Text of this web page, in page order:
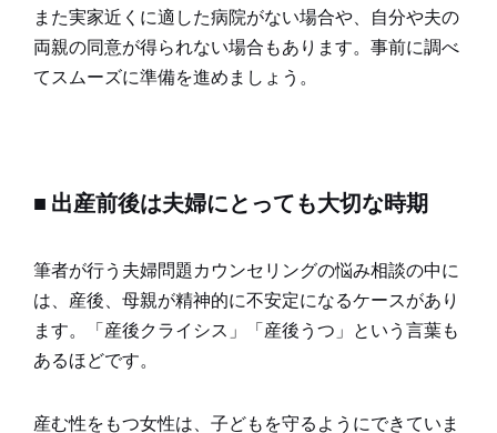
また実家近くに適した病院がない場合や、自分や夫の
両親の同意が得られない場合もあります。事前に調べ
てスムーズに準備を進めましょう。
■ 出産前後は夫婦にとっても大切な時期
筆者が行う夫婦問題カウンセリングの悩み相談の中に
は、産後、母親が精神的に不安定になるケースがあり
ます。「産後クライシス」「産後うつ」という言葉も
あるほどです。
産む性をもつ女性は、子どもを守るようにできていま